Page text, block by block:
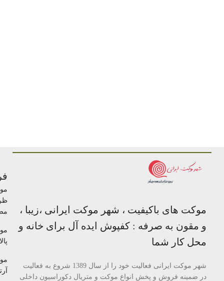
موکت های باکیفیت ، شهر موکت ایرانی ،زیبا ،
و مقون به صرفه : کفپوش ایده آل برای خانه و
محل کار شما
شهر موکت ایرانی فعالیت خود را از سال 1389 شروع به فعالیت
در ضمینه فروش و پخش انواع موکت و متریال دکوراسیون داخلی